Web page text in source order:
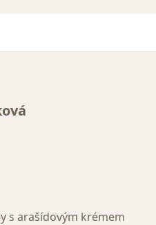
s arašídovým krémem